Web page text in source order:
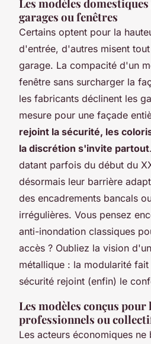
Les modèles
garages ou fenêtres
Certains optent pour la
d'entrée, d'autres misent
garage. La compacité d'un
fenêtre sans surcharger la
les fabricants déclinent les
mesure pour une façade
rejoint la sécurité, les
la discrétion s'invite partout
datant parfois du début du
désormais leur barrière
des encadrements bancals
irrégulières. Vous pensez
anti-inondation classiques
accès ? Oubliez la vision
métallique : la modularité
sécurité rejoint (enfin) le
Les modèles conçus pour
professionnels ou
Les acteurs économiques ne